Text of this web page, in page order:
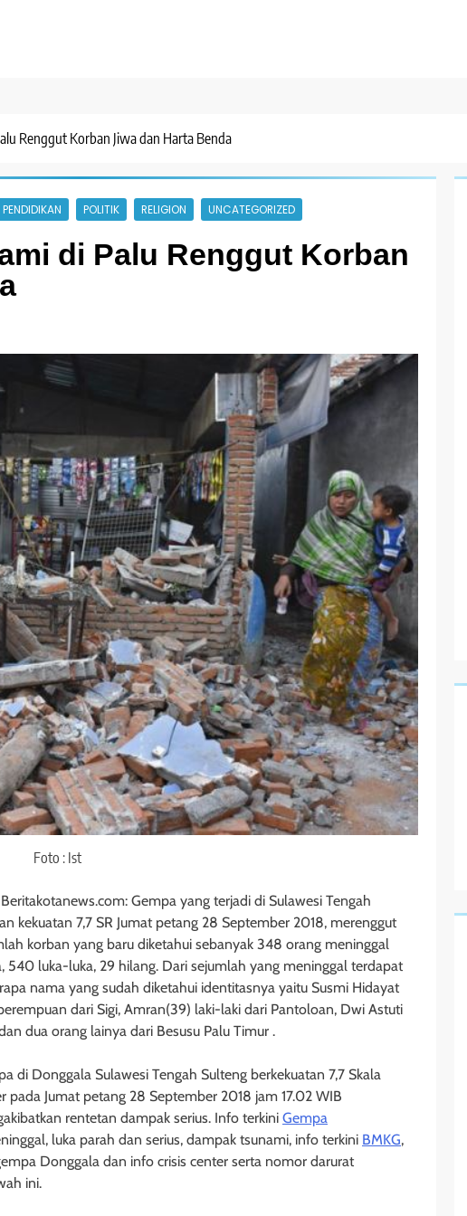
Renggut Korban Jiwa dan Harta Benda
PENDIDIKAN POLITIK RELIGION UNCATEGORIZED
di Palu Renggut Korban
Foto : Ist
Beritakotanews.com: Gempa yang terjadi di Sulawesi Tengah
kekuatan 7,7 SR Jumat petang 28 September 2018, merenggut
korban yang baru diketahui sebanyak 348 orang meninggal
540 luka-luka, 29 hilang. Dari sejumlah yang meninggal terdapat
nama yang sudah diketahui identitasnya yaitu Susmi Hidayat
dari Sigi, Amran(39) laki-laki dari Pantoloan, Dwi Astuti
dua orang lainya dari Besusu Palu Timur .
di Donggala Sulawesi Tengah Sulteng berkekuatan 7,7 Skala
pada Jumat petang 28 September 2018 jam 17.02 WIB
rentetan dampak serius. Info terkini Gempa
luka parah dan serius, dampak tsunami, info terkini BMKG,
Donggala dan info crisis center serta nomor darurat
ini.